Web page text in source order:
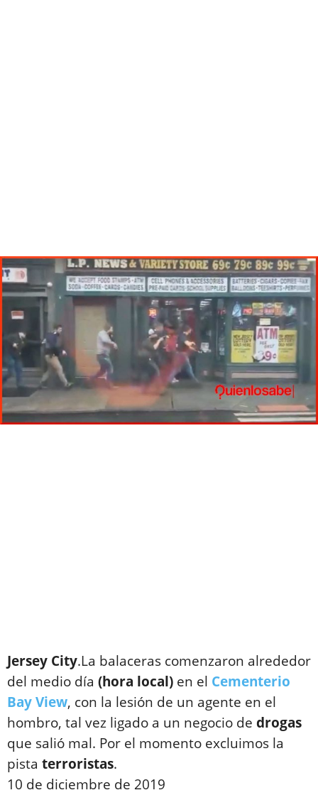
Jersey City.La balaceras comenzaron alrededor
del medio día (hora local) en el Cementerio
Bay View, con la lesión de un agente en el
hombro, tal vez ligado a un negocio de drogas
que salió mal. Por el momento excluimos la
pista terroristas.
10 de diciembre de 2019